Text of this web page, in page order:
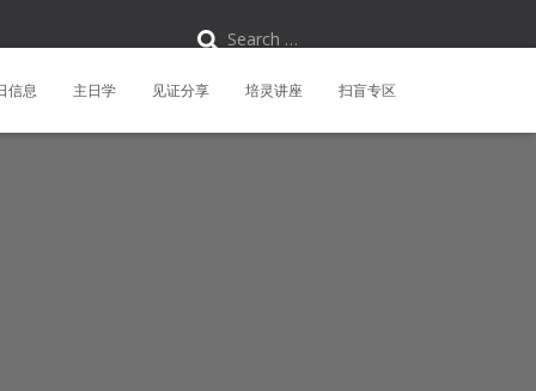
Search …
信息 主日学 见证分享 培灵讲座 扫盲专区